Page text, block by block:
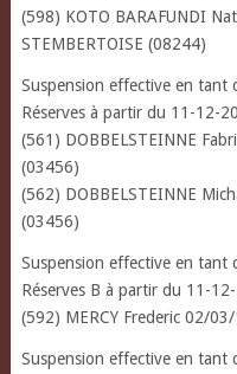
(598) KOTO BARAFUNDI
STEMBERTOISE (08244)
Suspension effective en tant
Réserves à partir du 11-12-
(561) DOBBELSTEINNE
(03456)
(562) DOBBELSTEINNE
(03456)
Suspension effective en tant
Réserves B à partir du 11-
(592) MERCY Frederic 02/
Suspension effective en tant